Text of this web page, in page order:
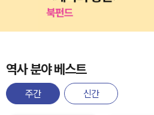
역사 분야 베스트
주간 신간